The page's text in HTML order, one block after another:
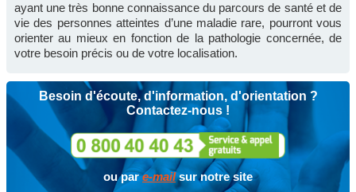
ayant une très bonne connaissance du parcours de santé et de
vie des personnes atteintes d’une maladie rare, pourront vous
orienter au mieux en fonction de la pathologie concernée, de
votre besoin précis ou de votre localisation.
Besoin d'écoute, d'information, d'orientation ?
Contactez-nous !
ou pare-mailsur notre site